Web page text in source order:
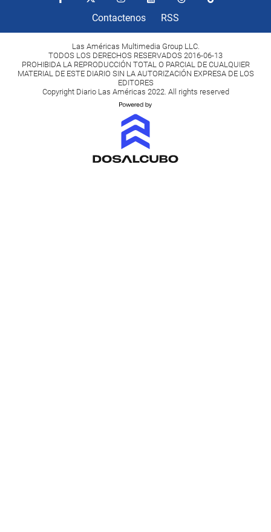
Contactenos RSS
Las Américas Multimedia Group LLC.
TODOS LOS DERECHOS RESERVADOS 2016-06-13
PROHIBIDA LA REPRODUCCIÓN TOTAL O PARCIAL DE CUALQUIER
MATERIAL DE ESTE DIARIO SIN LA AUTORIZACIÓN EXPRESA DE LOS
EDITORES
Copyright Diario Las Américas 2022. All rights reserved